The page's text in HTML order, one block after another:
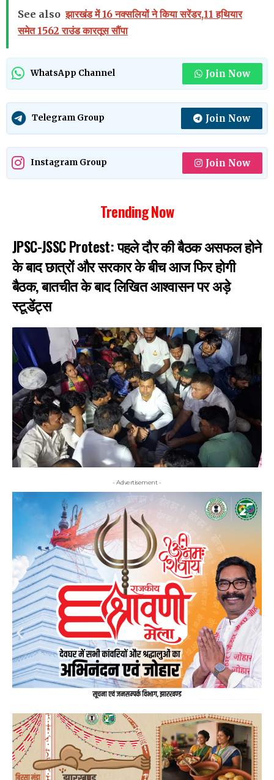
See also झारखंड में 16 नक्सलियों ने किया सरेंडर,11 हथियार
समेत 1562 राउंड कारतूस सौंपा
WhatsApp Channel Join Now
Telegram Group Join Now
Instagram Group Join Now
Trending Now
JPSC-JSSC Protest: पहले दौर की बैठक असफल होने
के बाद छात्रों और सरकार के बीच आज फिर होगी
बैठक, बातचीत के बाद लिखित आश्वासन पर अड़े
स्टूडेंट्स
- Advertisement -